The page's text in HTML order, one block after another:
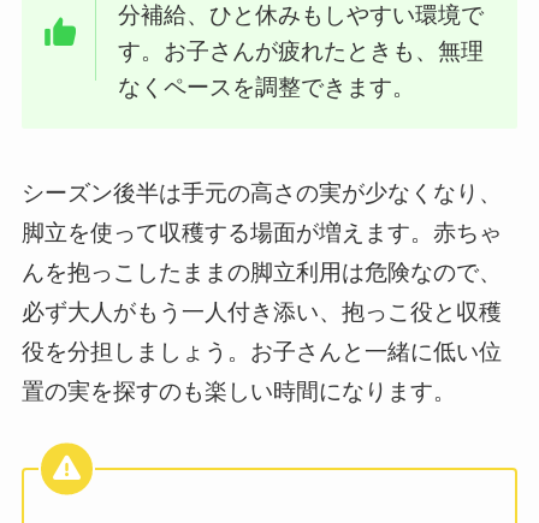
分補給、ひと休みもしやすい環境で
す。お子さんが疲れたときも、無理
なくペースを調整できます。
シーズン後半は手元の高さの実が少なくなり、
脚立を使って収穫する場面が増えます。赤ちゃ
んを抱っこしたままの脚立利用は危険なので、
必ず大人がもう一人付き添い、抱っこ役と収穫
役を分担しましょう。お子さんと一緒に低い位
置の実を探すのも楽しい時間になります。